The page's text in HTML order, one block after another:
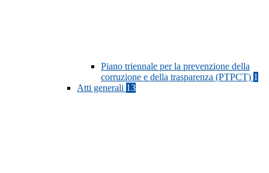
Piano triennale per la prevenzione della
corruzione e della trasparenza (PTPCT) 1
Atti generali 13